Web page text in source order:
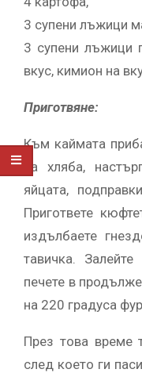
3 супени лъжици
3 супени лъжици
вкус, кимион на
Приготвяне:
Към каймата
на хляба,
яйцата,
Пригответе
издълбаете
тавичка.
печете в
на 220 градуса
През това време
след което ги